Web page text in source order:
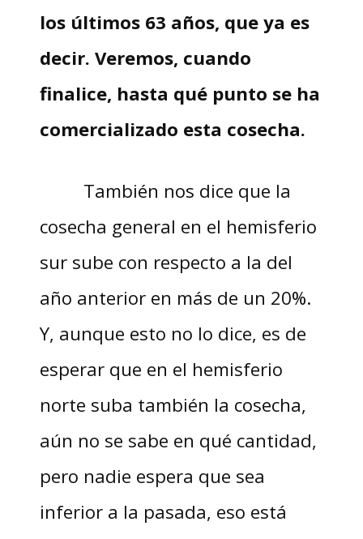
los últimos 63 años, que ya es
decir. Veremos, cuando
finalice, hasta qué punto se ha
comercializado esta cosecha.
También nos dice que la
cosecha general en el hemisferio
sur sube con respecto a la del
año anterior en más de un 20%.
Y, aunque esto no lo dice, es de
esperar que en el hemisferio
norte suba también la cosecha,
aún no se sabe en qué cantidad,
pero nadie espera que sea
inferior a la pasada, eso está